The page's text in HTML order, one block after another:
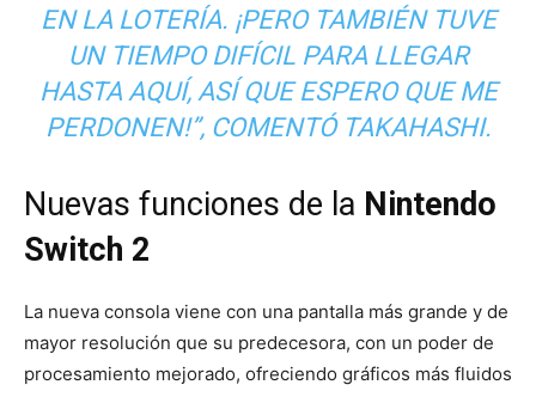
EN LA LOTERÍA. ¡PERO TAMBIÉN TUVE
UN TIEMPO DIFÍCIL PARA LLEGAR
HASTA AQUÍ, ASÍ QUE ESPERO QUE ME
PERDONEN!”, COMENTÓ TAKAHASHI.
Nuevas funciones de la Nintendo
Switch 2
La nueva consola viene con una pantalla más grande y de
mayor resolución que su predecesora, con un poder de
procesamiento mejorado, ofreciendo gráficos más fluidos